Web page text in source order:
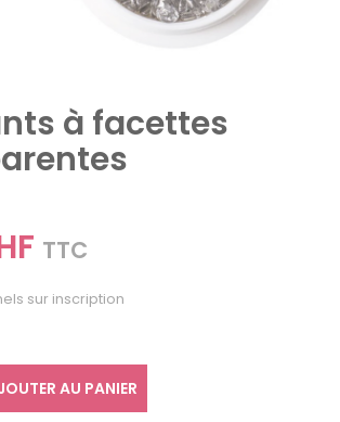
à facettes
TTC
sur inscription
AU PANIER